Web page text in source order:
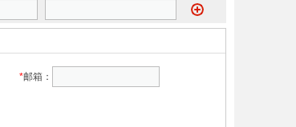
*邮箱：